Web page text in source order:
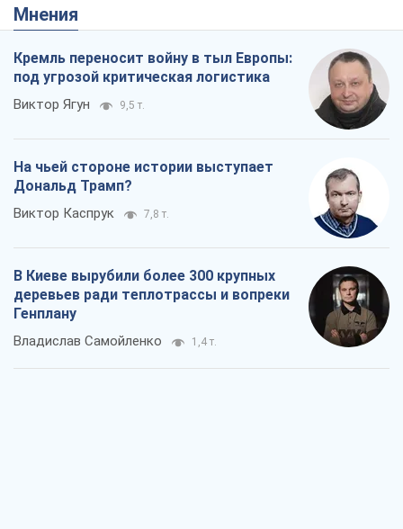
Мнения
Кремль переносит войну в тыл Европы:
под угрозой критическая логистика
Виктор Ягун 9,5 т.
На чьей стороне истории выступает
Дональд Трамп?
Виктор Каспрук 7,8 т.
В Киеве вырубили более 300 крупных
деревьев ради теплотрассы и вопреки
Генплану
Владислав Самойленко 1,4 т.